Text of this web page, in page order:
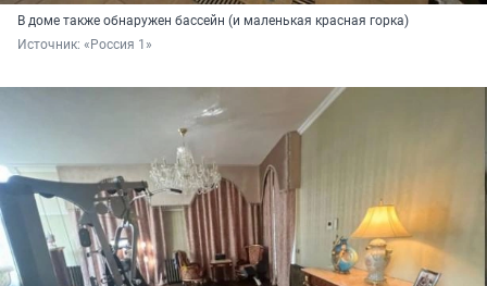
В доме также обнаружен бассейн (и маленькая красная горка)
Источник: «Россия 1»